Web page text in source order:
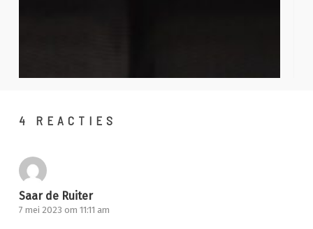
4 REACTIES
Saar de Ruiter
7 mei 2023 om 11:11 am